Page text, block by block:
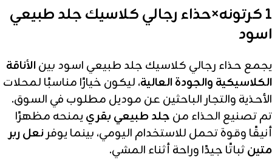
1 كرتونه×حذاء رجالي كلاسيك جلد طبيعي
اسود
يجمع حذاء رجالي كلاسيك جلد طبيعي اسود بينالأناقة
الكلاسيكية والجودة العالية، ليكون خيارًا مناسبًا لمحلات
الأحذية والتجار الباحثين عن موديل مطلوب في السوق.
تم تصنيع الحذاء من جلد طبيعي بقري يمنحه مظهرًا
أنيقًا وقوة تحمل للاستخدام اليومي، بينما يوفر نعل ربر
متينثباتًا جيدًا وراحة أثناء المشي.